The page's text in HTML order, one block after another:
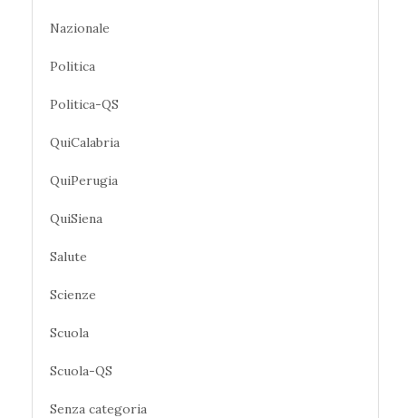
Nazionale
Politica
Politica-QS
QuiCalabria
QuiPerugia
QuiSiena
Salute
Scienze
Scuola
Scuola-QS
Senza categoria